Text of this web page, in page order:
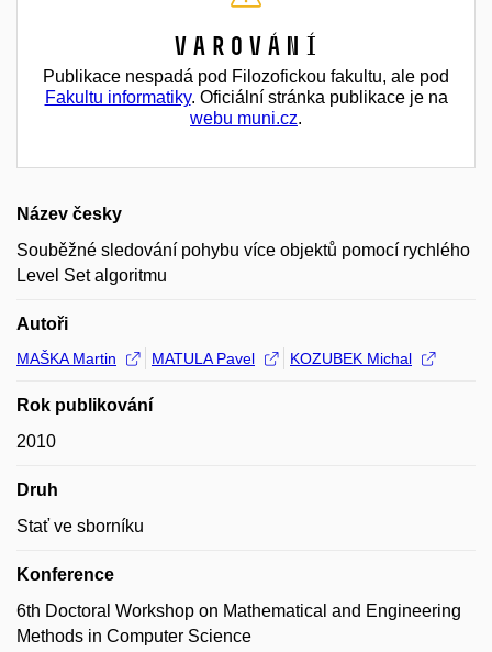
Varování
Publikace nespadá pod Filozofickou fakultu, ale pod
Fakultu informatiky. Oficiální stránka publikace je na
webu muni.cz.
Název česky
Souběžné sledování pohybu více objektů pomocí rychlého
Level Set algoritmu
Autoři
MAŠKA Martin MATULA Pavel KOZUBEK Michal
Rok publikování
2010
Druh
Stať ve sborníku
Konference
6th Doctoral Workshop on Mathematical and Engineering
Methods in Computer Science